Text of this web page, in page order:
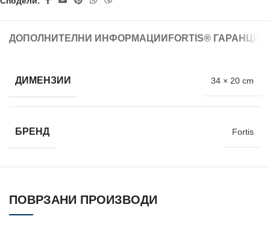
ДОПОЛНИТЕЛНИ ИНФОРМАЦИИ FORTIS®
ДИМЕНЗИИ 34 × 20 cm
БРЕНД Fortis
ПОВРЗАНИ ПРОИЗВОДИ